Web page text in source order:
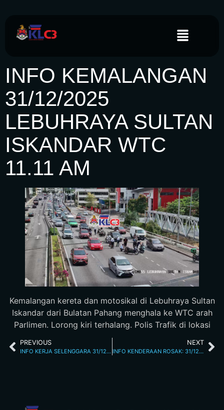
INFO KEMALANGAN
31/12/2025
LEBUHRAYA SULTAN
ISKANDAR WTC
11.11 AM
Kemalangan kereta dan motosikal di Lebuhraya Sultan
Iskandar dari Bulatan Pahang menghala ke WTC arah
Parlimen. Lorong kiri terhalang. Polis Trafik di lokasi
PREVIOUS
INFO KERJA SELENGGARA 31/12/2025 JALAN KUCHING 10 AM
NEXT
INFO KENDERAAN ROSAK: 31/12/2025 02.15PM JALAN LOKE YEW